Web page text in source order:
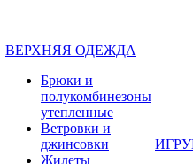
ВЕРХНЯЯ ОДЕЖДА
Брюки и
полукомбинезоны
утепленные
Ветровки и
джинсовки
Жилеты